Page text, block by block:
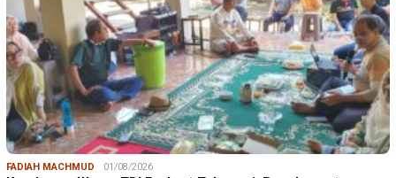
FADIAH MACHMUD 01/08/2026